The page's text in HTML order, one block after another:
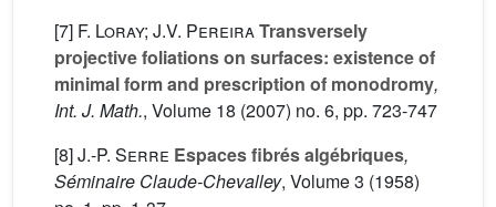
[7] F. Loray; J.V. PereiraTransversely
projective foliations on surfaces: existence of
minimal form and prescription of monodromy,
Int. J. Math., Volume 18 (2007) no. 6, pp. 723-747
[8]J.-P. Serre Espaces fibrés algébriques,
Séminaire Claude-Chevalley, Volume 3 (1958)